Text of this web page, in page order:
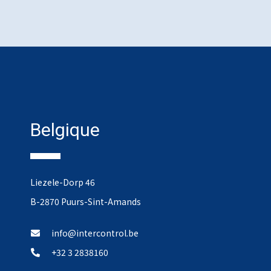
Belgique
Liezele-Dorp 46
B-2870 Puurs-Sint-Amands
info@intercontrol.be
+32 3 2838160